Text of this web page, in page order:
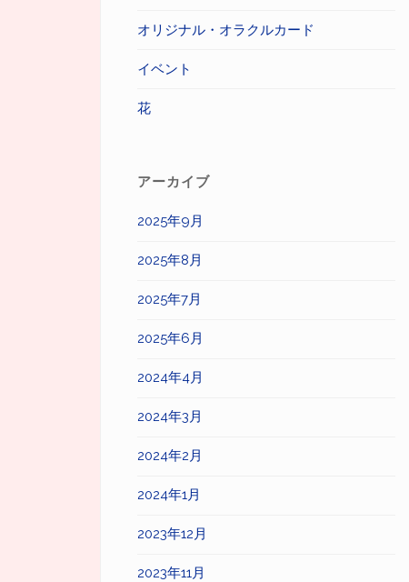
オリジナル・オラクルカード
イベント
花
アーカイブ
2025年9月
2025年8月
2025年7月
2025年6月
2024年4月
2024年3月
2024年2月
2024年1月
2023年12月
2023年11月